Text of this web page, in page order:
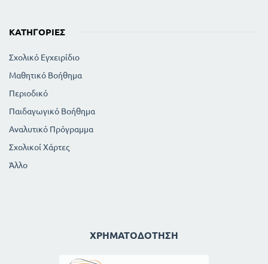
ΚΑΤΗΓΟΡΊΕΣ
Σχολικό Εγχειρίδιο
Μαθητικό Βοήθημα
Περιοδικό
Παιδαγωγικό Βοήθημα
Αναλυτικό Πρόγραμμα
Σχολικοί Χάρτες
Άλλο
ΧΡΗΜΑΤΟΔΌΤΗΣΗ